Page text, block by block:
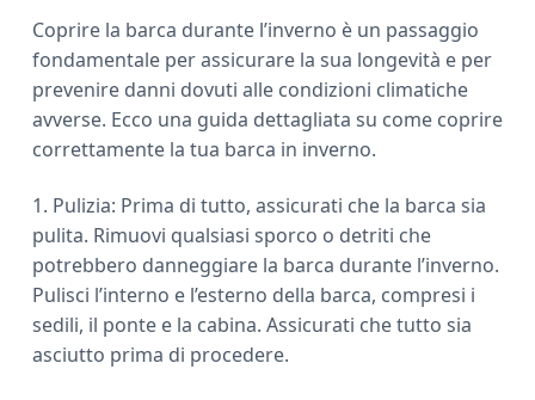
Coprire la barca durante l’inverno è un passaggio
fondamentale per assicurare la sua longevità e per
prevenire danni dovuti alle condizioni climatiche
avverse. Ecco una guida dettagliata su come coprire
correttamente la tua barca in inverno.
1. Pulizia: Prima di tutto, assicurati che la barca sia
pulita. Rimuovi qualsiasi sporco o detriti che
potrebbero danneggiare la barca durante l’inverno.
Pulisci l’interno e l’esterno della barca, compresi i
sedili, il ponte e la cabina. Assicurati che tutto sia
asciutto prima di procedere.